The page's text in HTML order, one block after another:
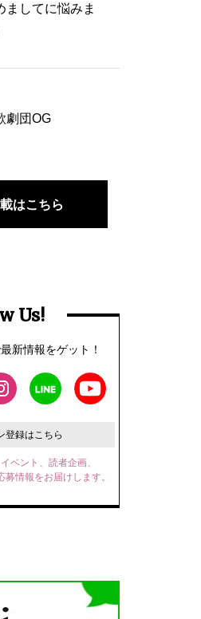
ましてに悩みま
劇団OG
はこちら
Us!
新情報をゲット！
登録はこちら
ベント、読者企画、
情報をお届けします。